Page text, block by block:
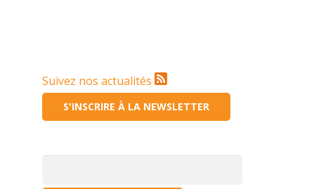
Suivez nos actualités
S'INSCRIRE À LA NEWSLETTER